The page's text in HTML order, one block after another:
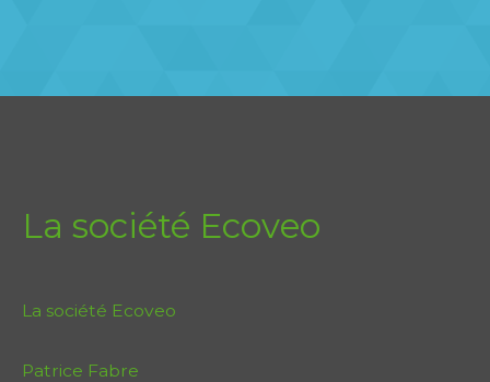
La société Ecoveo
La société Ecoveo
Patrice Fabre